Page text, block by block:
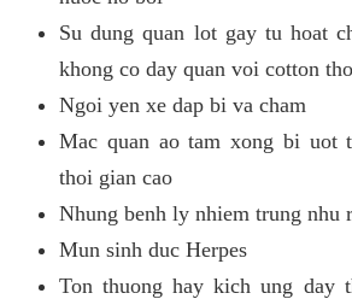
Su dung quan lot gay tu hoat
khong co day quan voi cotton
Ngoi yen xe dap bi va cham
Mac quan ao tam xong bi uot
thoi gian cao
Nhung benh ly nhiem trung nhu
Mun sinh duc Herpes
Ton thuong hay kich ung day